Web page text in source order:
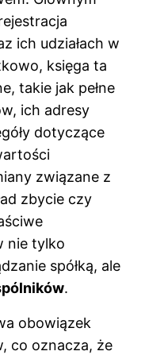
ich udziałach w
księga ta
takie jak pełne
ich adresy
dotyczące
związane z
zbycie czy
nie tylko
spółką, ale
.
obowiązek
co oznacza, że